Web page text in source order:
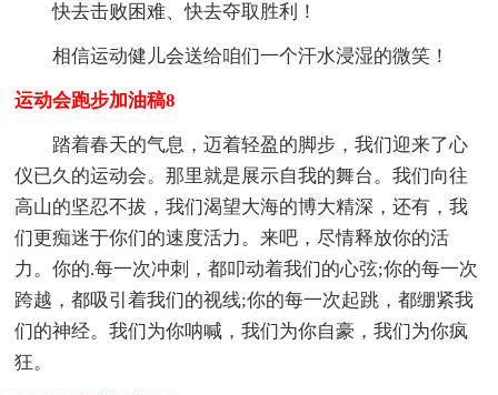
快去击败困难、快去夺取胜利！
相信运动健儿会送给咱们一个汗水浸湿的微笑！
运动会跑步加油稿8
踏着春天的气息，迈着轻盈的脚步，我们迎来了心
仪已久的运动会。那里就是展示自我的舞台。我们向往
高山的坚忍不拔，我们渴望大海的博大精深，还有，我
们更痴迷于你们的速度活力。来吧，尽情释放你的活
力。你的.每一次冲刺，都叩动着我们的心弦;你的每一次
跨越，都吸引着我们的视线;你的每一次起跳，都绷紧我
们的神经。我们为你呐喊，我们为你自豪，我们为你疯
狂。